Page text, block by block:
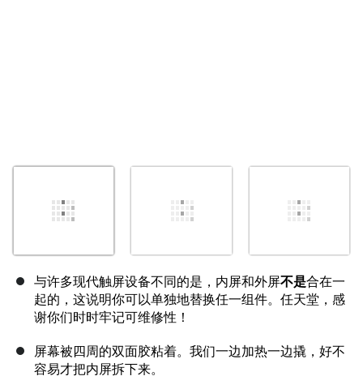
与许多现代触屏设备不同的是，内屏和外屏不是合在一
起的，这说明你可以单独地替换任一组件。任天堂，感
谢你们时时牢记可维修性！
屏幕被四周的双面胶粘着。我们一边加热一边撬，好不
容易才把内屏拆下来。